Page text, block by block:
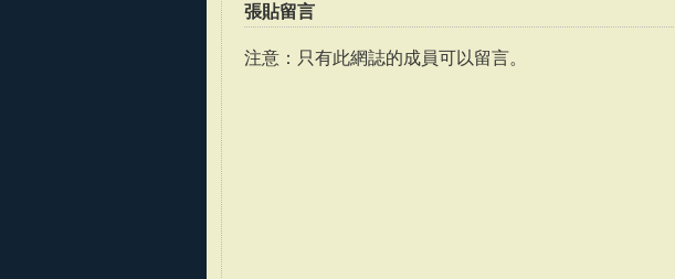
張貼留言
注意：只有此網誌的成員可以留言。